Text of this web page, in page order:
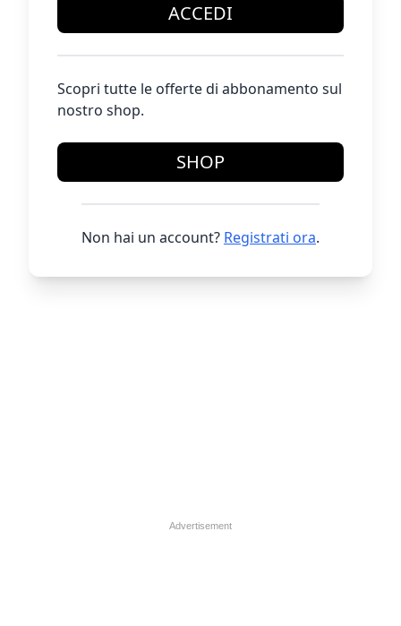
ACCEDI
Scopri tutte le offerte di abbonamento sul
nostro shop.
SHOP
Non hai un account? Registrati ora.